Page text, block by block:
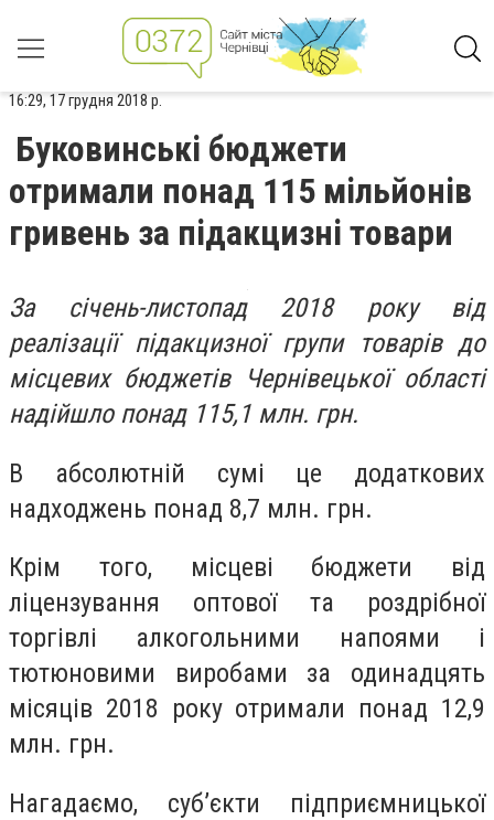
16:29, 17 грудня 2018 р.
Буковинські бюджети
отримали понад 115 мільйонів
гривень за підакцизні товари
За січень-листопад 2018 року від
реалізації підакцизної групи товарів до
місцевих бюджетів Чернівецької області
надійшло понад 115,1 млн. грн.
В абсолютній сумі це додаткових
надходжень понад 8,7 млн. грн.
Крім того, місцеві бюджети від
ліцензування оптової та роздрібної
торгівлі алкогольними напоями і
тютюновими виробами за одинадцять
місяців 2018 року отримали понад 12,9
млн. грн.
Нагадаємо, суб’єкти підприємницької